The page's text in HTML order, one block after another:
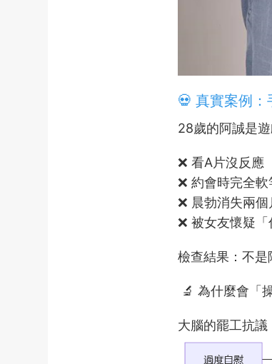
💀 真實案例：
28歲的阿誠是
❌ 看A片沒反應
❌ 約會時完全軟
❌ 晨勃消失兩個
❌ 被女友懷疑「
檢查結果：不是
🔬 為什麼會「
大腦的罷工抗議